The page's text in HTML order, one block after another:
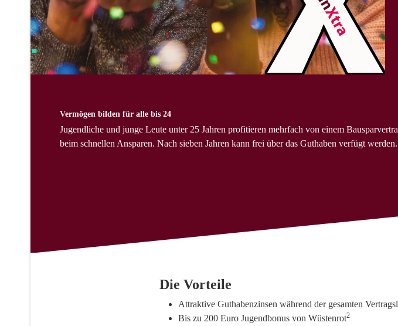
Vermögen bilden für alle bis 24
Jugendliche und junge Leute unter 25 Jahren profitieren mehrfach von einem
beim schnellen Ansparen. Nach sieben Jahren kann frei über das Guthaben verfügt
Die Vorteile
Attraktive Guthabenzinsen während der gesamten
Bis zu 200 Euro Jugendbonus von Wüstenrot2